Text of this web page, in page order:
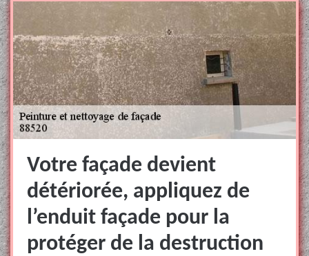
Votre façade devient
détériorée, appliquez de
l’enduit façade pour la
protéger de la destruction